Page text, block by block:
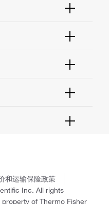
和运输保险政策
Inc. All rights
of Thermo Fisher